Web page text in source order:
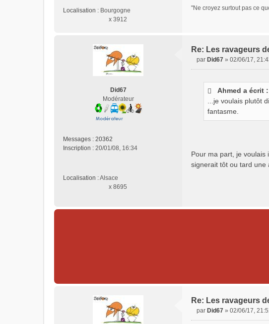
Localisation : Bourgogne
x 3912
u
"Ne croyez surtout pas ce
Did67
Modérateur
Messages : 20362
Inscription : 20/01/08, 16:34
Localisation :Alsace
x 8695
Re: Les ravageurs
l
u
par Did67 » 02/06/17,
Ahmed a écrit :
...je voulais plutôt
fantasme.
Pour ma part, je
signerait tôt ou tard une
Re: Les ravageurs
par Did67 » 02/06/17,